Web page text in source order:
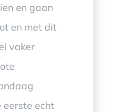
en gaan
en met dit
vaker
eerste echt